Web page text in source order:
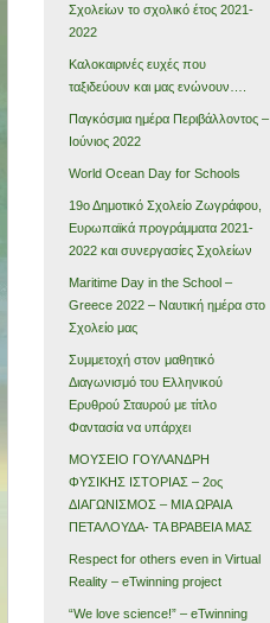
Σχολείων το σχολικό έτος 2021-
2022
Καλοκαιρινές ευχές που
ταξιδεύουν και μας ενώνουν….
Παγκόσμια ημέρα Περιβάλλοντος –
Ιούνιος 2022
World Ocean Day for Schools
19ο Δημοτικό Σχολείο Ζωγράφου,
Ευρωπαϊκά προγράμματα 2021-
2022 και συνεργασίες Σχολείων
Maritime Day in the School –
Greece 2022 – Ναυτική ημέρα στο
Σχολείο μας
Συμμετοχή στον μαθητικό
Διαγωνισμό του Ελληνικού
Ερυθρού Σταυρού με τίτλο
Φαντασία να υπάρχει
ΜΟΥΣΕΙΟ ΓΟΥΛΑΝΔΡΗ
ΦΥΣΙΚΗΣ ΙΣΤΟΡΙΑΣ – 2ος
ΔΙΑΓΩΝΙΣΜΟΣ – ΜΙΑ ΩΡΑΙΑ
ΠΕΤΑΛΟΥΔΑ- ΤΑ ΒΡΑΒΕΙΑ ΜΑΣ
Respect for others even in Virtual
Reality – eTwinning project
“We love science!” – eTwinning